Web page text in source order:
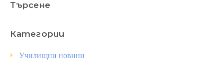
Търсене
Категории
Училищни новини